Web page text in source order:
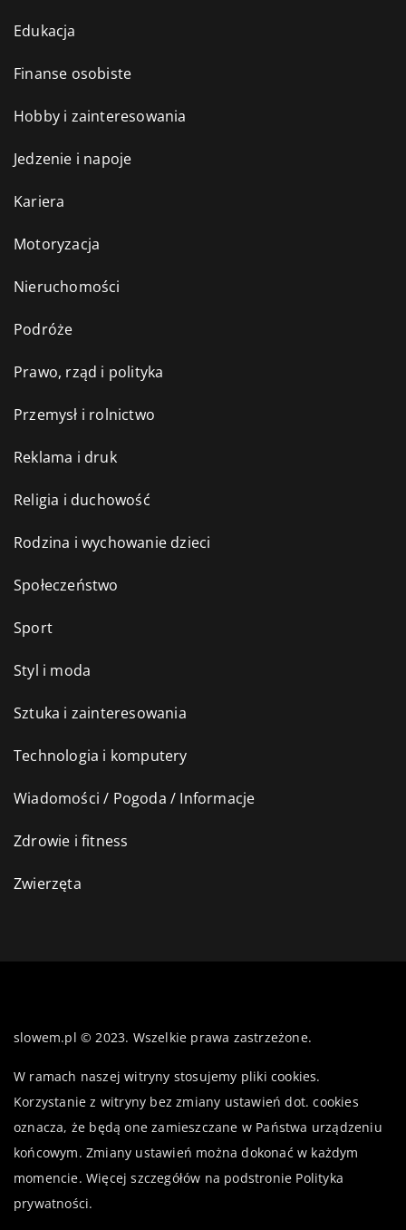
Edukacja
Finanse osobiste
Hobby i zainteresowania
Jedzenie i napoje
Kariera
Motoryzacja
Nieruchomości
Podróże
Prawo, rząd i polityka
Przemysł i rolnictwo
Reklama i druk
Religia i duchowość
Rodzina i wychowanie dzieci
Społeczeństwo
Sport
Styl i moda
Sztuka i zainteresowania
Technologia i komputery
Wiadomości / Pogoda / Informacje
Zdrowie i fitness
Zwierzęta
slowem.pl © 2023. Wszelkie prawa zastrzeżone.
W ramach naszej witryny stosujemy pliki cookies.
Korzystanie z witryny bez zmiany ustawień dot. cookies
oznacza, że będą one zamieszczane w Państwa urządzeniu
końcowym. Zmiany ustawień można dokonać w każdym
momencie. Więcej szczegółów na podstronie Polityka
prywatności.